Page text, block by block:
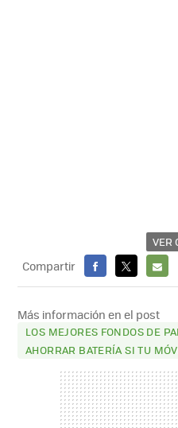
VER
Compartir
FACEBOOK
X
E-
MAIL
Más información en el post
LOS MEJORES FONDOS DE
AHORRAR BATERÍA SI TU